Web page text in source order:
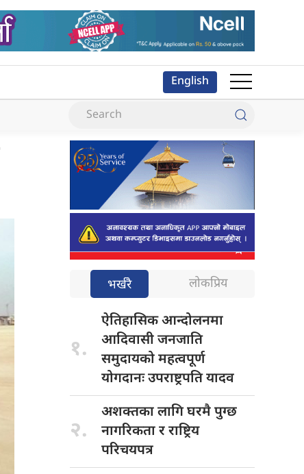
English
भर्खरै लोकप्रिय
१.
ऐतिहासिक आन्दोलनमा
आदिवासी जनजाति
समुदायको महत्वपूर्ण
योगदानः उपराष्ट्रपति यादव
२.
अशक्तका लागिघरमै पुग्छ
नागरिकता र राष्ट्रिय
परिचयपत्र